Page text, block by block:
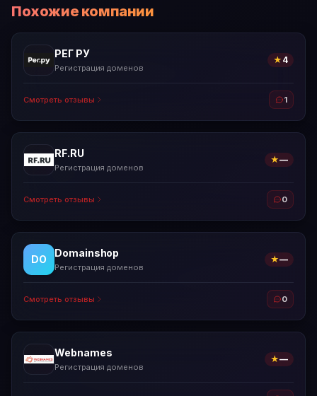
Похожие компании
РЕГ РУ
Регистрация доменов
★ 4
Смотреть отзывы 1
RF.RU
Регистрация доменов
★—
Смотреть отзывы 0
DO
Domainshop
Регистрация доменов
★—
Смотреть отзывы 0
Webnames
Регистрация доменов
★—